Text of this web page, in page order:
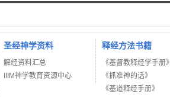
圣经神学资料
解经资料汇总
IIIM神学教育资源中心
释经方法书籍
《基督教释经学手册》
《抓准神的话》
《基道释经手册》